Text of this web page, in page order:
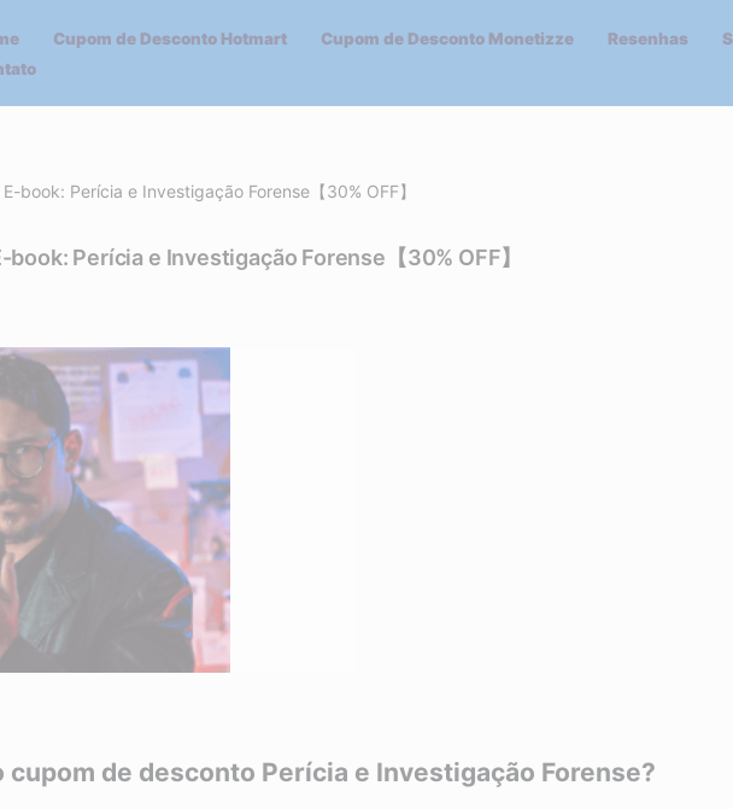
Cupom de Desconto Hotmart Cupom de Desconto Monetizze Resenhas
book: Perícia e Investigação Forense【30% OFF】
Perícia e Investigação Forense【30% OFF】
cupom de desconto Perícia e Investigação Forense?